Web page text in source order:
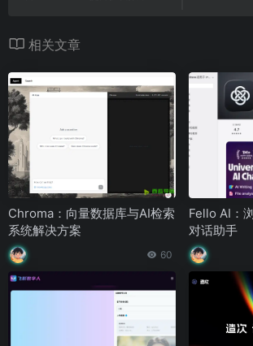
相关文章
Chroma：向量数据库与AI检索
系统解决方案
60
Fello AI：
对话助手